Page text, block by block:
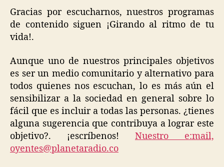
Gracias por escucharnos, nuestros programas
de contenido siguen ¡Girando al ritmo de tu
vida!.
Aunque uno de nuestros principales objetivos
es ser un medio comunitario y alternativo para
todos quienes nos escuchan, lo es más aún el
sensibilizar a la sociedad en general sobre lo
fácil que es incluir a todas las personas. ¿tienes
alguna sugerencia que contribuya a lograr este
objetivo?. ¡escríbenos! Nuestro e:mail,
oyentes@planetaradio.co